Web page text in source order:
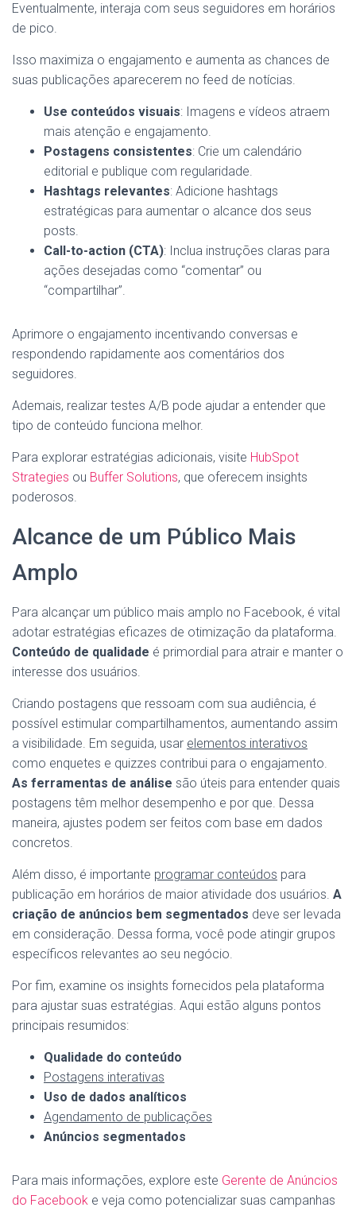
Eventualmente, interaja com seus seguidores em horários
de pico.
Isso maximiza o engajamento e aumenta as chances de
suas publicações aparecerem no feed de notícias.
Use conteúdos visuais: Imagens e vídeos atraem
mais atenção e engajamento.
Postagens consistentes: Crie um calendário
editorial e publique com regularidade.
Hashtags relevantes: Adicione hashtags
estratégicas para aumentar o alcance dos seus
posts.
Call-to-action (CTA): Inclua instruções claras para
ações desejadas como “comentar” ou
“compartilhar”.
Aprimore o engajamento incentivando conversas e
respondendo rapidamente aos comentários dos
seguidores.
Ademais, realizar testes A/B pode ajudar a entender que
tipo de conteúdo funciona melhor.
Para explorar estratégias adicionais, visite HubSpot
Strategies ou Buffer Solutions, que oferecem insights
poderosos.
Alcance de um Público Mais
Amplo
Para alcançar um público mais amplo no Facebook, é vital
adotar estratégias eficazes de otimização da plataforma.
Conteúdo de qualidade é primordial para atrair e manter o
interesse dos usuários.
Criando postagens que ressoam com sua audiência, é
possível estimular compartilhamentos, aumentando assim
a visibilidade. Em seguida, usar elementos interativos
como enquetes e quizzes contribui para o engajamento.
As ferramentas de análise são úteis para entender quais
postagens têm melhor desempenho e por que. Dessa
maneira, ajustes podem ser feitos com base em dados
concretos.
Além disso, é importante programar conteúdos para
publicação em horários de maior atividade dos usuários. A
criação de anúncios bem segmentados deve ser levada
em consideração. Dessa forma, você pode atingir grupos
específicos relevantes ao seu negócio.
Por fim, examine os insights fornecidos pela plataforma
para ajustar suas estratégias. Aqui estão alguns pontos
principais resumidos:
Qualidade do conteúdo
Postagens interativas
Uso de dados analíticos
Agendamento de publicações
Anúncios segmentados
Para mais informações, explore este Gerente de Anúncios
do Facebook e veja como potencializar suas campanhas